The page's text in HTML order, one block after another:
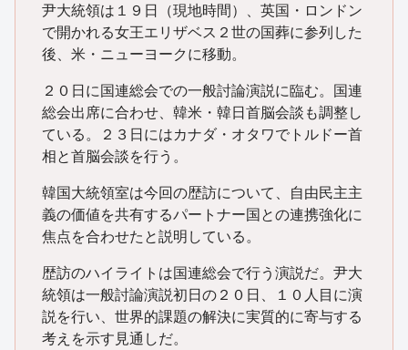
尹大統領は１９日（現地時間）、英国・ロンドン
で開かれる女王エリザベス２世の国葬に参列した
後、米・ニューヨークに移動。
２０日に国連総会での一般討論演説に臨む。国連
総会出席に合わせ、韓米・韓日首脳会談も調整し
ている。２３日にはカナダ・オタワでトルドー首
相と首脳会談を行う。
韓国大統領室は今回の歴訪について、自由民主主
義の価値を共有するパートナー国との連携強化に
焦点を合わせたと説明している。
歴訪のハイライトは国連総会で行う演説だ。尹大
統領は一般討論演説初日の２０日、１０人目に演
説を行い、世界的課題の解決に実質的に寄与する
考えを示す見通しだ。